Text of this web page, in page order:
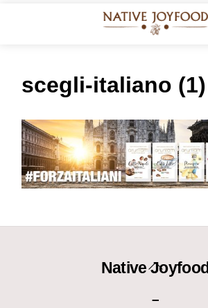
scegli-italiano (1)
Back
Native Joyfood
–